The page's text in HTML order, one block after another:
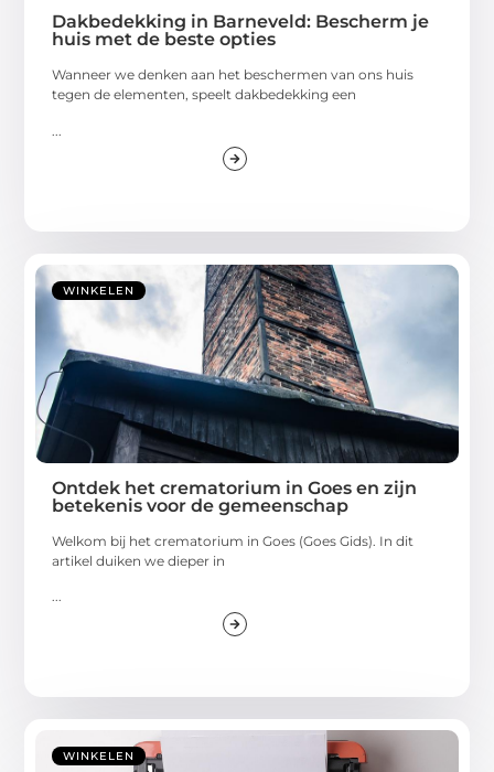
Dakbedekking in Barneveld: Bescherm je
huis met de beste opties
Wanneer we denken aan het beschermen van ons huis
tegen de elementen, speelt dakbedekking een
WINKELEN
Ontdek het crematorium in Goes en zijn
betekenis voor de gemeenschap
Welkom bij het crematorium in Goes (Goes Gids). In dit
artikel duiken we dieper in
...
WINKELEN